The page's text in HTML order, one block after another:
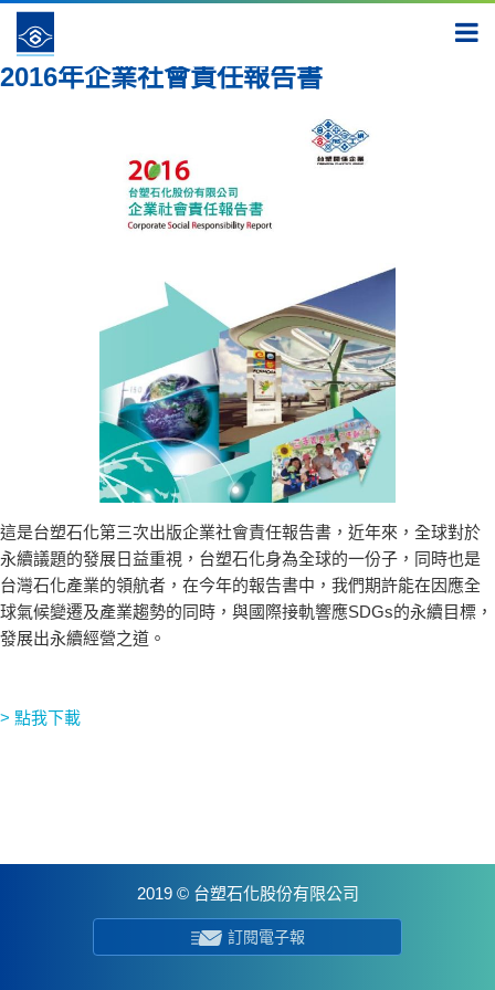
報告書
2016年企業社會責任報告書
這是台塑石化第三次出版企業社會責任報告書，近年來，全球對於
永續議題的發展日益重視，台塑石化身為全球的一份子，同時也是
台灣石化產業的領航者，在今年的報告書中，我們期許能在因應全
球氣候變遷及產業趨勢的同時，與國際接軌響應SDGs的永續目標，
發展出永續經營之道。
> 點我下載
2019 © 台塑石化股份有限公司
訂閱電子報